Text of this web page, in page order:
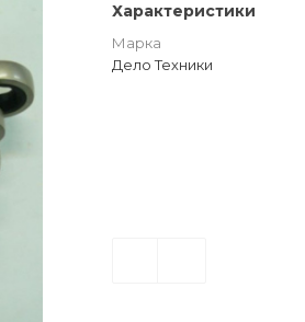
Характеристики
Марка
Дело Техники